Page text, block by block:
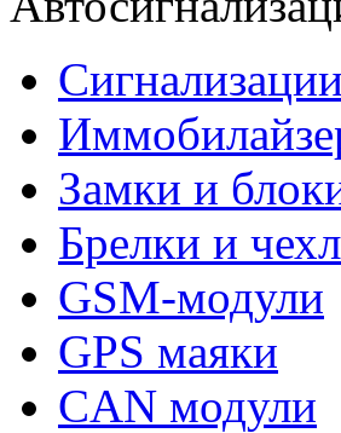
Сигнализации
Замки и
Брелки и
GSM-модули
GPS маяки
CAN модули